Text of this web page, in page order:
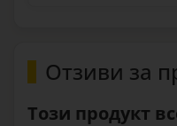
Отзиви за
Този продукт